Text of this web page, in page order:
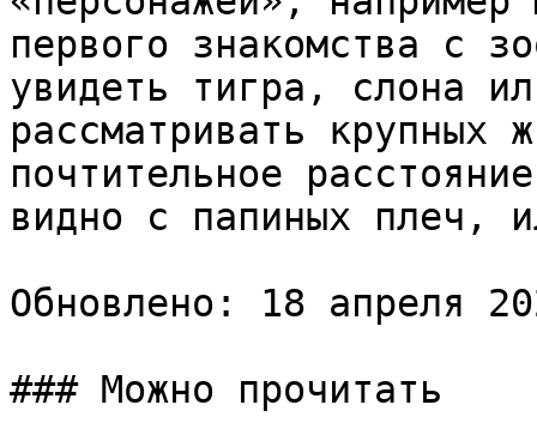
первого знакомства с
увидеть тигра, слона
рассматривать крупных
почтительное
видно с папиных плеч,
Обновлено: 18 апреля
### Можно прочитать